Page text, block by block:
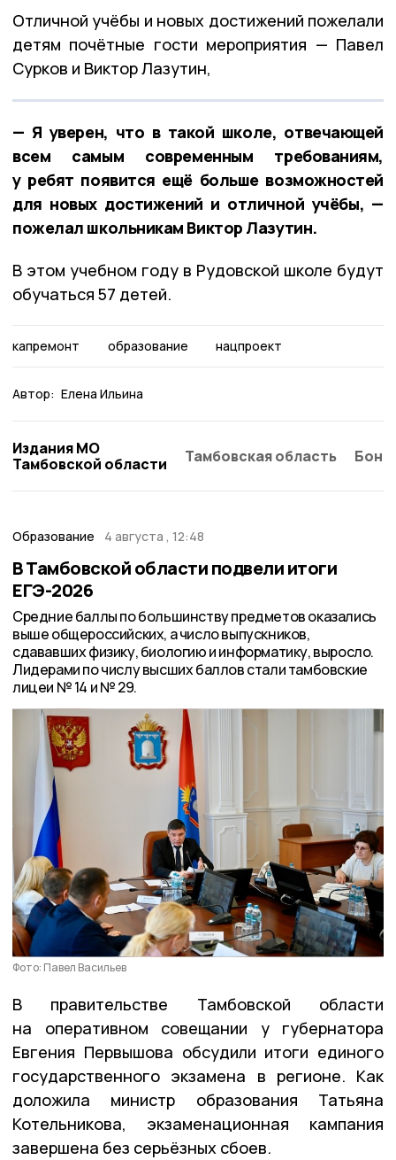
Отличной учёбы и новых достижений пожелали
детям почётные гости мероприятия — Павел
Сурков и Виктор Лазутин,
— Я уверен, что в такой школе, отвечающей
всем самым современным требованиям,
у ребят появится ещё больше возможностей
для новых достижений и отличной учёбы, —
пожелал школьникам Виктор Лазутин.
В этом учебном году в Рудовской школе будут
обучаться 57 детей.
капремонт образование нацпроект
Автор: Елена Ильина
Издания МО
Тамбовской области
Тамбовская область
Образование 4 августа , 12:48
В Тамбовской области подвели итоги
ЕГЭ-2026
Средние баллы по большинству предметов оказались
выше общероссийских, а число выпускников,
сдававших физику, биологию и информатику, выросло.
Лидерами по числу высших баллов стали тамбовские
лицеи № 14 и № 29.
Фото: Павел Васильев
В правительстве Тамбовской области
на оперативном совещании у губернатора
Евгения Первышова обсудили итоги единого
государственного экзамена в регионе. Как
доложила министр образования Татьяна
Котельникова, экзаменационная кампания
завершена без серьёзных сбоев.